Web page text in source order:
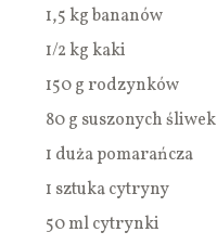
1,5 kg bananów
1/2 kg kaki
150 g rodzynków
80 g suszonych śliwek
1 duża pomarańcza
1 sztuka cytryny
50 ml cytrynki